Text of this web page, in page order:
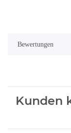
Bewertungen
Kunden